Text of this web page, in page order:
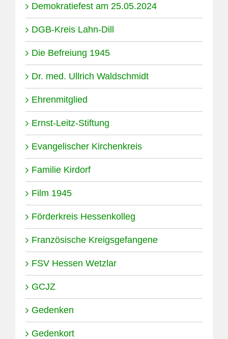
Demokratiefest am 25.05.2024
DGB-Kreis Lahn-Dill
Die Befreiung 1945
Dr. med. Ullrich Waldschmidt
Ehrenmitglied
Ernst-Leitz-Stiftung
Evangelischer Kirchenkreis
Familie Kirdorf
Film 1945
Förderkreis Hessenkolleg
Französische Kreigsgefangene
FSV Hessen Wetzlar
GCJZ
Gedenken
Gedenkort